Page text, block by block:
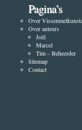
Pagina’s
Over
Over auteurs
Joël
Marcel
Tim – Beheerder
Sitemap
Contact